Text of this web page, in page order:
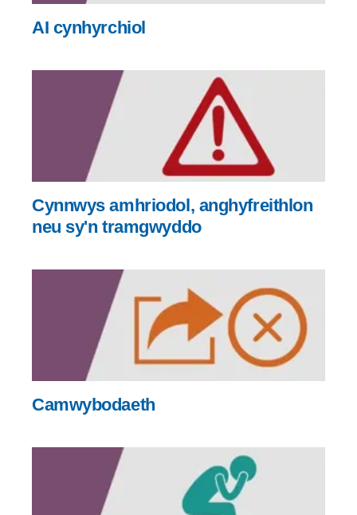
AI cynhyrchiol
Cynnwys amhriodol, anghyfreithlon
neu sy'n tramgwyddo
Camwybodaeth